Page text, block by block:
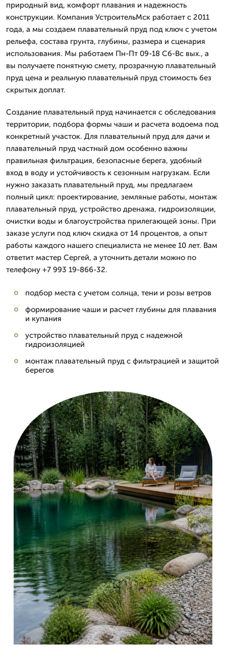
природный вид, комфорт плавания и надежность
конструкции. Компания УстроительМск работает с 2011
года, а мы создаем плавательный пруд под ключ с учетом
рельефа, состава грунта, глубины, размера и сценария
использования. Мы работаем Пн-Пт 09-18 Сб-Вс вых., а
вы получаете понятную смету, прозрачную плавательный
пруд цена и реальную плавательный пруд стоимость без
скрытых доплат.
Создание плавательный пруд начинается с обследования
территории, подбора формы чаши и расчета водоема под
конкретный участок. Для плавательный пруд для дачи и
плавательный пруд частный дом особенно важны
правильная фильтрация, безопасные берега, удобный
вход в воду и устойчивость к сезонным нагрузкам. Если
нужно заказать плавательный пруд, мы предлагаем
полный цикл: проектирование, земляные работы, монтаж
плавательный пруд, устройство дренажа, гидроизоляции,
очистки воды и благоустройства прилегающей зоны. При
заказе услуги под ключ скидка от 14 процентов, а опыт
работы каждого нашего специалиста не менее 10 лет. Вам
ответит мастер Сергей, а уточнить детали можно по
телефону +7 993 19-866-32.
подбор места с учетом солнца, тени и розы ветров
формирование чаши и расчет глубины для плавания
и купания
устройство плавательный пруд с надежной
гидроизоляцией
монтаж плавательный пруд с фильтрацией и защитой
берегов